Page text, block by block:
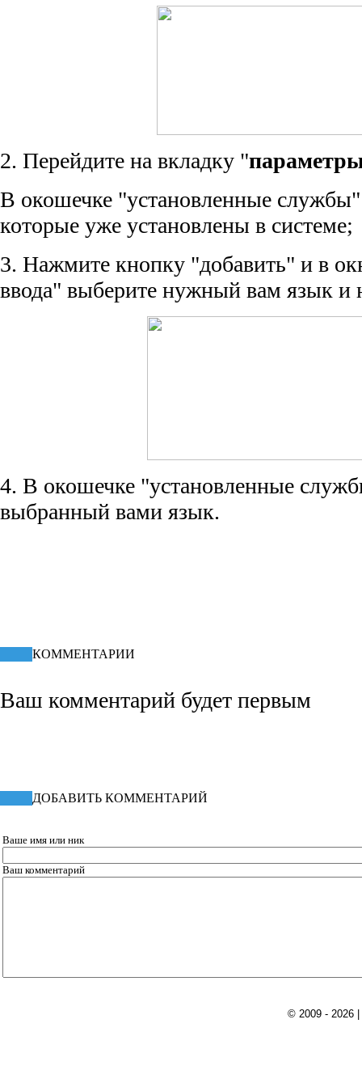
2. Перейдите на вкладку "
В окошечке "установленные
которые уже установлены в системе;
3. Нажмите кнопку "добавить" и в
ввода" выберите нужный вам язык
4. В окошечке "установленные
выбранный вами язык.
КОММЕНТАРИИ
Ваш комментарий будет первым
ДОБАВИТЬ КОММЕНТАРИЙ
Ваше имя или ник
Ваш комментарий
© 2009 - 2026